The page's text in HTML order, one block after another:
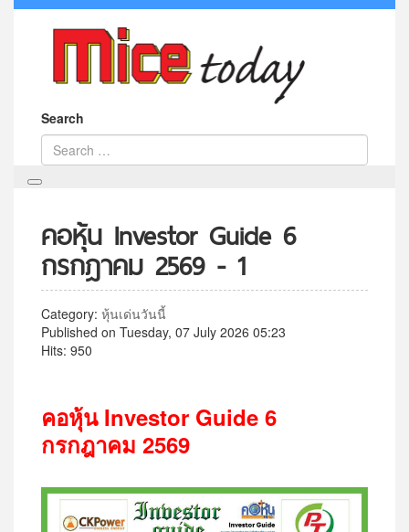
Search
คอหุ้น Investor Guide 6
กรกฎาคม 2569 - 1
Category: หุ้นเด่นวันนี้
Published on Tuesday, 07 July 2026 05:23
Hits: 950
คอหุ้นInvestor Guide 6
กรกฎาคม 2569